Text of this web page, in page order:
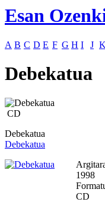
Esan
A B C D E F G H I J K
Debekatua
CD
Debekatua
Debekatua
1998
CD